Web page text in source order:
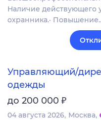
Наличие действующего
охранника.·
Управляющий/
одежды
до 200 000 ₽
04 августа 2026 Москва